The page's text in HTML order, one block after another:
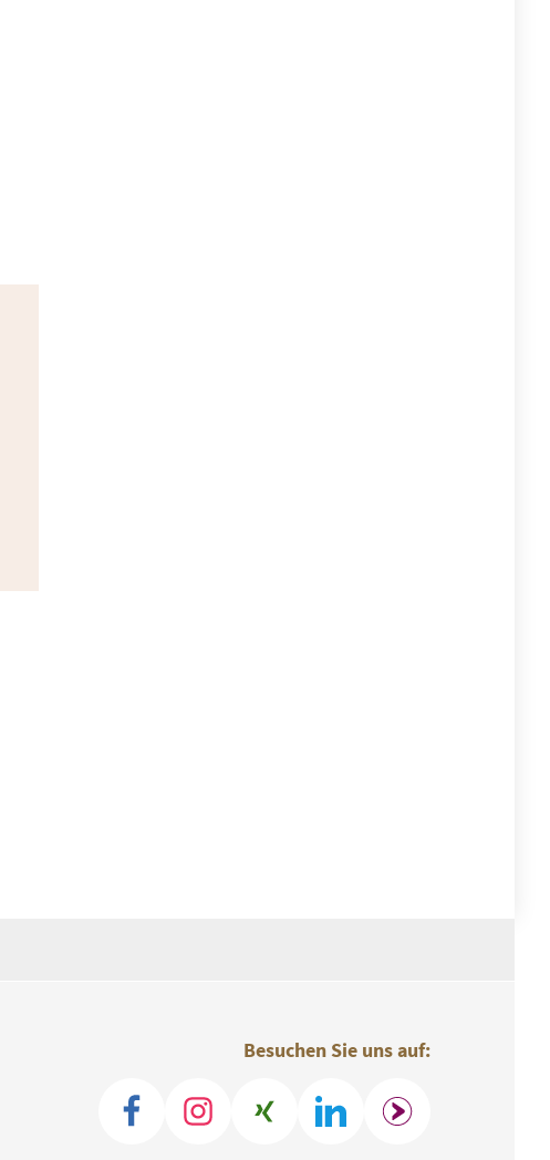
Besuchen Sie uns auf: